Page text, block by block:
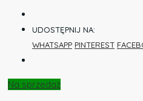
UDOSTĘPNIJ NA:
WHATSAPP PINTEREST
Na sprzedaż